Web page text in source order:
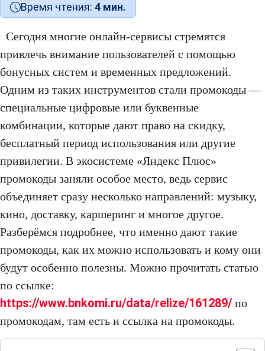
Время чтения: 4 мин.
Сегодня многие онлайн-сервисы стремятся
привлечь внимание пользователей с помощью
бонусных систем и временных предложений.
Одним из таких инструментов стали промокоды —
специальные цифровые или буквенные
комбинации, которые дают право на скидку,
бесплатный период использования или другие
привилегии. В экосистеме «Яндекс Плюс»
промокоды заняли особое место, ведь сервис
объединяет сразу несколько направлений: музыку,
кино, доставку, каршеринг и многое другое.
Разберёмся подробнее, что именно дают такие
промокоды, как их можно использовать и кому они
будут особенно полезны. Можно прочитать статью
по ссылке:
https://www.bnkomi.ru/data/relize/161289/ по
промокодам, там есть и ссылка на промокоды.